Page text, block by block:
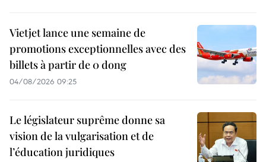
Vietjet lance une semaine de
promotions exceptionnelles avec des
billets à partir de 0 dong
04/08/2026 09:25
Le législateur suprême donne sa
vision de la vulgarisation et de
l’éducation juridiques